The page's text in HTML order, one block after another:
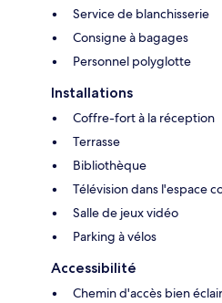
Service de blanchisserie
Consigne à bagages
Personnel polyglotte
Installations
Coffre-fort à la réception
Terrasse
Bibliothèque
Télévision dans l'espace
Salle de jeux vidéo
Parking à vélos
Accessibilité
Chemin d'accès bien